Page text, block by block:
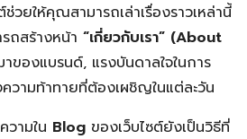
วยให้คุณสามารถเล่าเรื่องราวเหล่านี้
ถสร้างหน้า “เกี่ยวกับเรา” (About
ของแบรนด์, แรงบันดาลใจในการ
วามท้าทายที่ต้องเผชิญในแต่ละวัน
ามใน Blog ของเว็บไซต์ยังเป็นวิธีที่